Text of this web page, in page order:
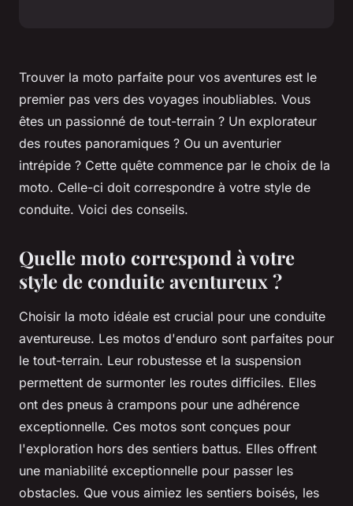
Trouver la moto parfaite pour vos aventures est le
premier pas vers des voyages inoubliables. Vous
êtes un passionné de tout-terrain ? Un explorateur
des routes panoramiques ? Ou un aventurier
intrépide ? Cette quête commence par le choix de la
moto. Celle-ci doit correspondre à votre style de
conduite. Voici des conseils.
Quelle moto correspond à votre
style de conduite aventureux ?
Choisir la moto idéale est crucial pour une conduite
aventureuse. Les motos d'enduro sont parfaites pour
le tout-terrain. Leur robustesse et la suspension
permettent de surmonter les routes difficiles. Elles
ont des pneus à crampons pour une adhérence
exceptionnelle. Ces motos sont conçues pour
l'exploration hors des sentiers battus. Elles offrent
une maniabilité exceptionnelle pour passer les
obstacles. Que vous aimiez les sentiers boisés, les